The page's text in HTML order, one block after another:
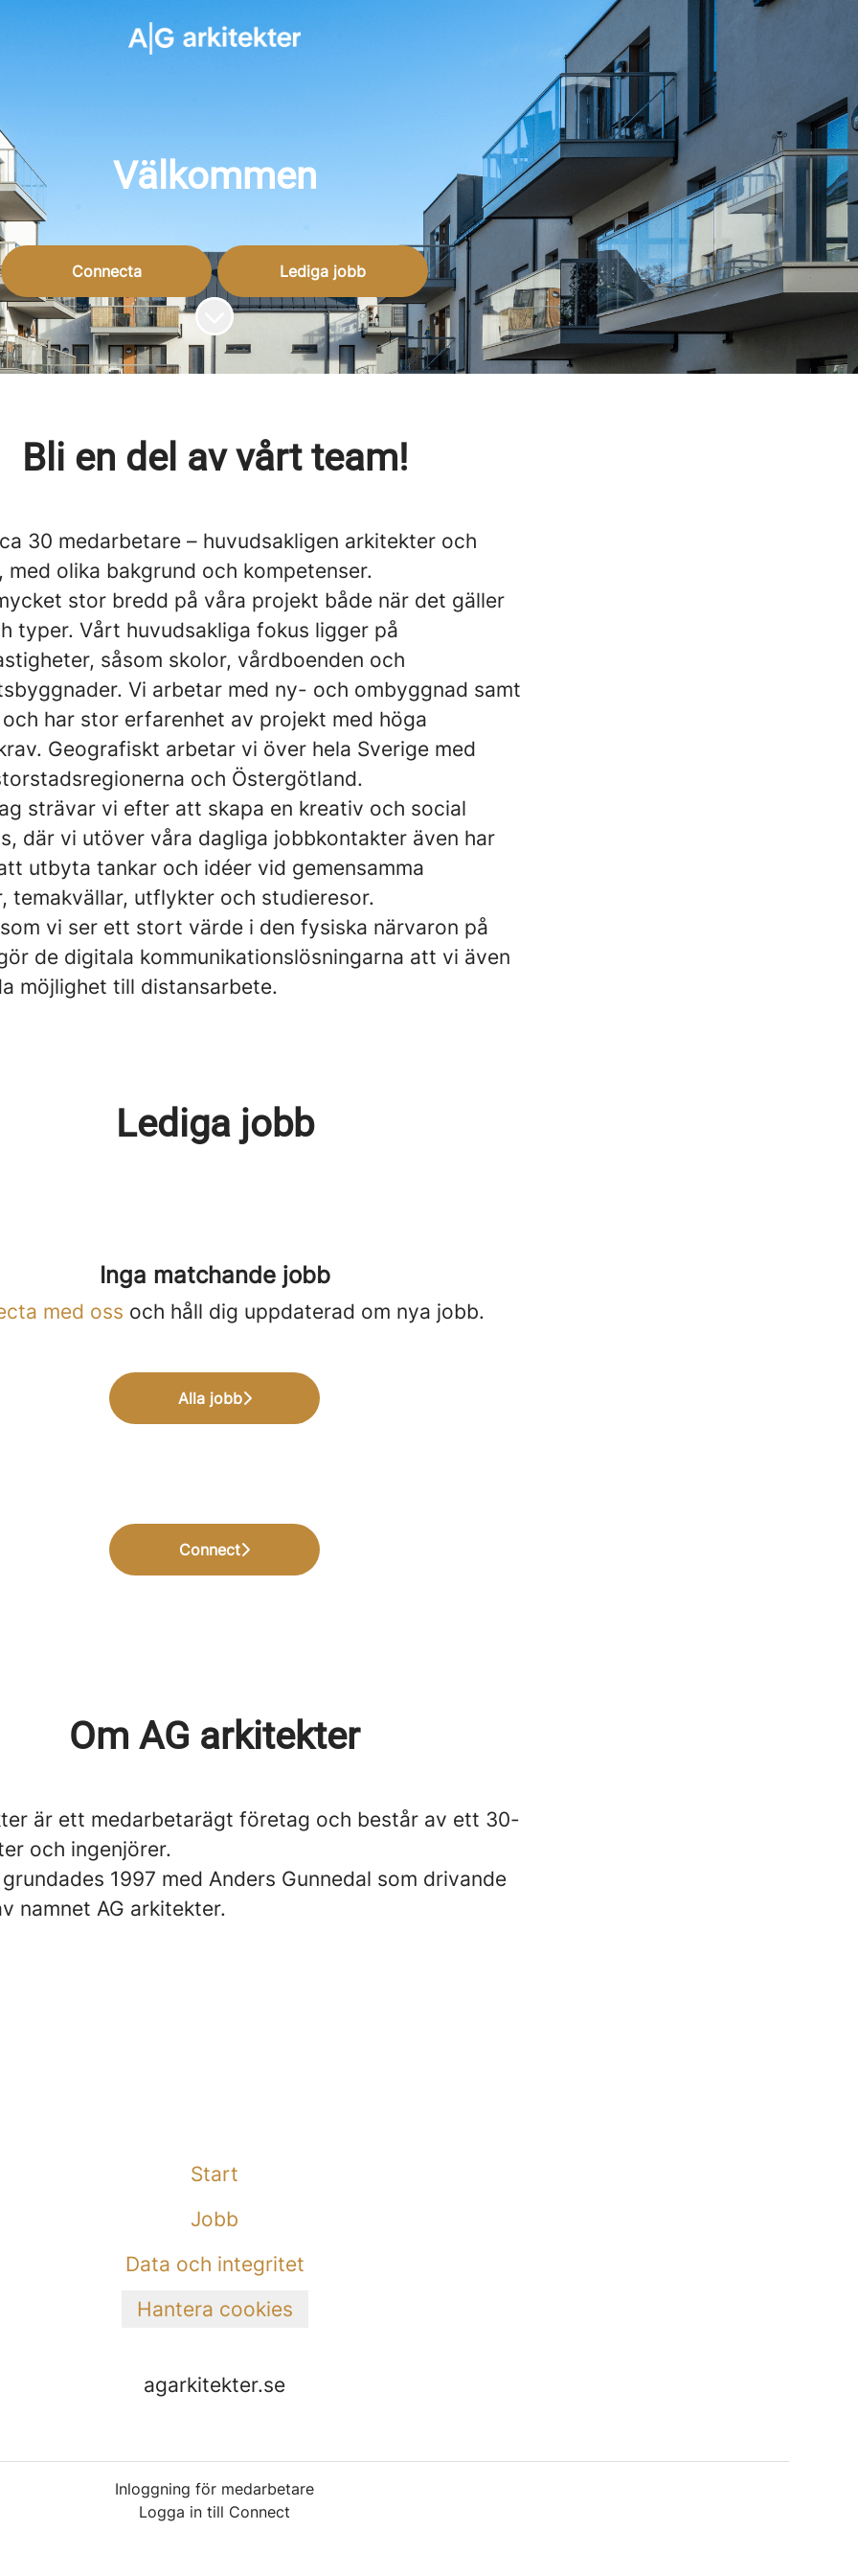
Välkommen
Connecta
Lediga jobb
Skrolla för mer innehåll
Bli en del av vårt team!
30 medarbetare – huvudsakligen arkitekter och
med olika bakgrund och kompetenser.
stor bredd på våra projekt både när det gäller
typer. Vårt huvudsakliga fokus ligger på
såsom skolor, vårdboenden och
Vi arbetar med ny- och ombyggnad samt
har stor erfarenhet av projekt med höga
Geografiskt arbetar vi över hela Sverige med
och Östergötland.
strävar vi efter att skapa en kreativ och social
där vi utöver våra dagliga jobbkontakter även har
utbyta tankar och idéer vid gemensamma
temakvällar, utflykter och studieresor.
vi ser ett stort värde i den fysiska närvaron på
de digitala kommunikationslösningarna att vi även
möjlighet till distansarbete.
Lediga jobb
Inga matchande jobb
med oss och håll dig uppdaterad om nya jobb.
Alla jobb
Connect
Om AG arkitekter
är ett medarbetarägt företag och består av ett 30-
och ingenjörer.
1997 med Anders Gunnedal som drivande
namnet AG arkitekter.
Start
Jobb
Data och integritet
Hantera cookies
agarkitekter.se
Inloggning för medarbetare
Logga in till Connect